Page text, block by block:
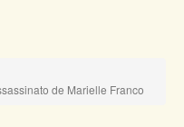
de Marielle Franco